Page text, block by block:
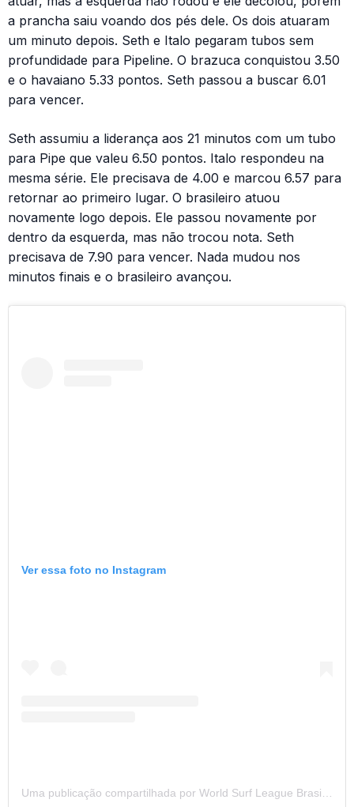
a prancha saiu voando dos pés dele. Os dois atuaram
um minuto depois. Seth e Italo pegaram tubos sem
profundidade para Pipeline. O brazuca conquistou 3.50
e o havaiano 5.33 pontos. Seth passou a buscar 6.01
para vencer.
Seth assumiu a liderança aos 21 minutos com um tubo
para Pipe que valeu 6.50 pontos. Italo respondeu na
mesma série. Ele precisava de 4.00 e marcou 6.57 para
retornar ao primeiro lugar. O brasileiro atuou
novamente logo depois. Ele passou novamente por
dentro da esquerda, mas não trocou nota. Seth
precisava de 7.90 para vencer. Nada mudou nos
minutos finais e o brasileiro avançou.
Ver essa foto no Instagram